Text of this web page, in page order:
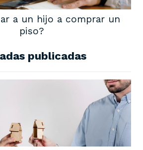
a un hijo a comprar un
piso?
publicadas